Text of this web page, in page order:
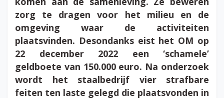
zorg te dragen voor het milieu en de
omgeving waar de activiteiten
plaatsvinden. Desondanks eist het OM op
22 december 2022 een ‘schamele’
geldboete van 150.000 euro. Na onderzoek
wordt het staalbedrijf vier strafbare
feiten ten laste gelegd die plaatsvonden in